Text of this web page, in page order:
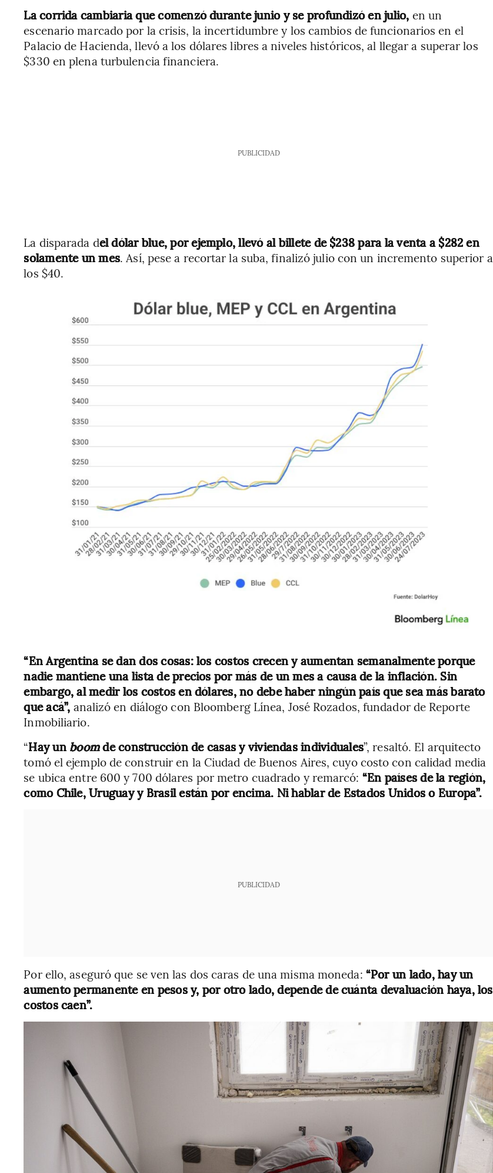
La corrida cambiaria que comenzó durante junio y se profundizó en julio, en un
escenario marcado por la crisis, la incertidumbre y los cambios de funcionarios en el
Palacio de Hacienda, llevó a los dólares libres a niveles históricos, al llegar a superar los
$330 en plena turbulencia financiera.
PUBLICIDAD
La disparada del dólar blue, por ejemplo, llevó al billete de $238 para la venta a $282 en
solamente un mes. Así, pese a recortar la suba, finalizó julio con un incremento superior a
los $40.
“En Argentina se dan dos cosas: los costos crecen y aumentan semanalmente porque
nadie mantiene una lista de precios por más de un mes a causa de la inflación. Sin
embargo, al medir los costos en dólares, no debe haber ningún país que sea más barato
que acá”, analizó en diálogo con Bloomberg Línea, José Rozados, fundador de Reporte
Inmobiliario.
“Hay un boomde construcción de casas y viviendas individuales”, resaltó. El arquitecto
tomó el ejemplo de construir en la Ciudad de Buenos Aires, cuyo costo con calidad media
se ubica entre 600 y 700 dólares por metro cuadrado y remarcó: “En países de la región,
como Chile, Uruguay y Brasil están por encima. Ni hablar de Estados Unidos o Europa”.
PUBLICIDAD
Por ello, aseguró que se ven las dos caras de una misma moneda: “Por un lado, hay un
aumento permanente en pesos y, por otro lado, depende de cuánta devaluación haya, los
costos caen”.